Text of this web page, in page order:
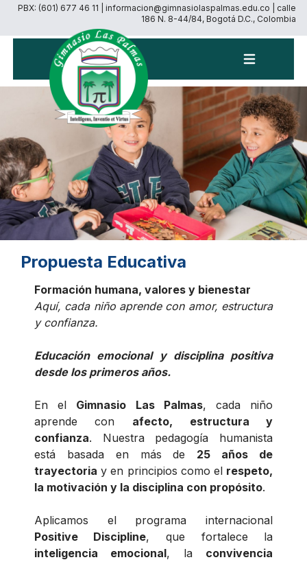
PBX: (601) 677 46 11 | informacion@gimnasiolaspalmas.edu.co | calle
186 N. 8-44/84, Bogotá D.C., Colombia
Menú
Propuesta Educativa
Formación humana, valores y bienestar
Aquí, cada niño aprende con amor, estructura
y confianza.
Educación emocional y disciplina positiva
desde los primeros años.
En el Gimnasio Las Palmas, cada niño
aprende con afecto, estructura y
confianza. Nuestra pedagogía humanista
está basada en más de 25 años de
trayectoria y en principios como el respeto,
la motivación y la disciplina con propósito.
Aplicamos el programa internacional
Positive Discipline, que fortalece la
inteligencia emocional, la convivencia